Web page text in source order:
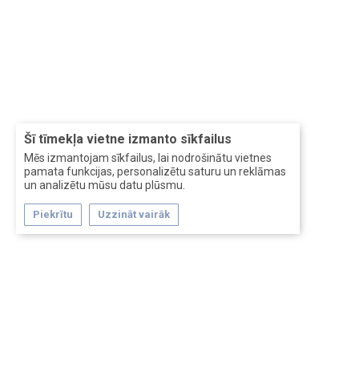
Šī tīmekļa vietne izmanto sīkfailus
Mēs izmantojam sīkfailus, lai nodrošinātu vietnes
pamata funkcijas, personalizētu saturu un reklāmas
un analizētu mūsu datu plūsmu.
Piekrītu Uzzināt vairāk